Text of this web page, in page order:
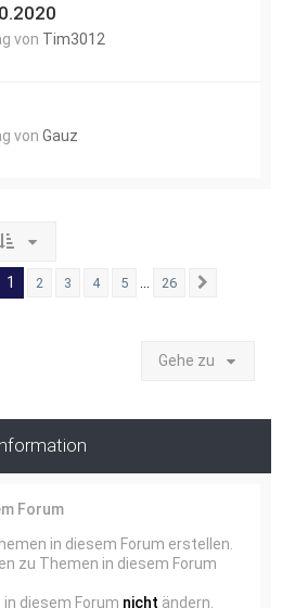
von Tim3012
von Gauz
von 26
1 2 3 4 5 … 26
Gehe zu
Forum
in diesem Forum erstellen.
zu Themen in diesem Forum
diesem Forum nicht ändern.